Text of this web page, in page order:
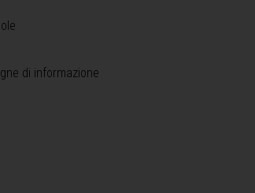
di informazione